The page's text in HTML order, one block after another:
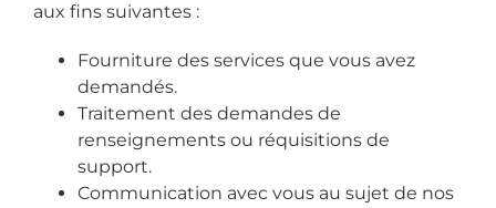
aux fins suivantes :
Fourniture des services que vous avez
demandés.
Traitement des demandes de
renseignements ou réquisitions de
support.
Communication avec vous au sujet de nos